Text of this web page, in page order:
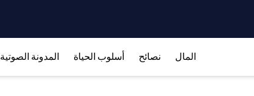
المال نصائح أسلوب الحياة المدونة الصوتية